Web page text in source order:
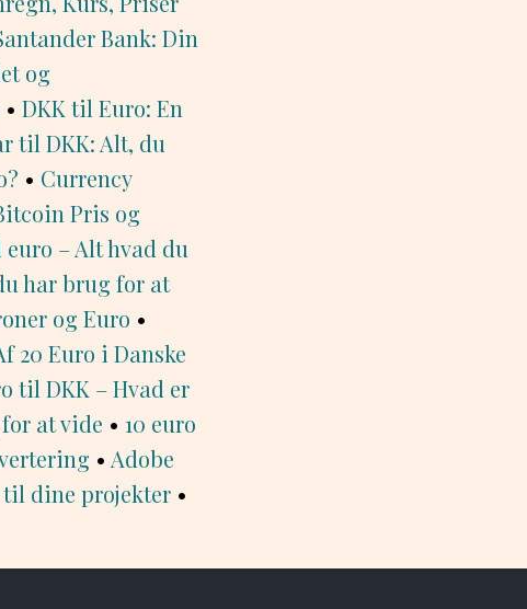
Bank: Din
og
• DKK til Euro: En
til DKK: Alt, du
• Currency
Pris og
– Alt hvad du
har brug for at
og Euro •
20 Euro i Danske
til DKK – Hvad er
at vide • 10 euro
• Adobe
dine projekter •